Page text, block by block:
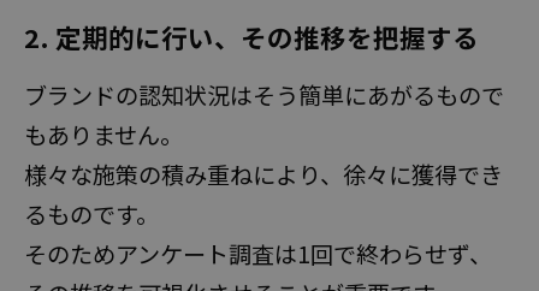
2. 定期的に行い、その推移を把握する
ブランドの認知状況はそう簡単にあがるもので
もありません。
様々な施策の積み重ねにより、徐々に獲得でき
るものです。
そのためアンケート調査は1回で終わらせず、